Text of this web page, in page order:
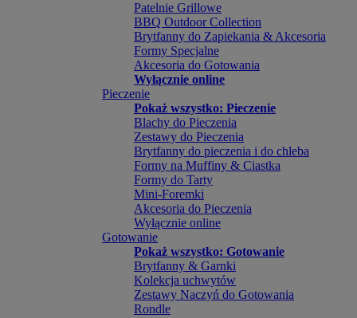
Patelnie Grillowe
BBQ Outdoor Collection
Brytfanny do Zapiekania & Akcesoria
Formy Specjalne
Akcesoria do Gotowania
Wyłącznie online
Pieczenie
Pokaż wszystko: Pieczenie
Blachy do Pieczenia
Zestawy do Pieczenia
Brytfanny do pieczenia i do chleba
Formy na Muffiny & Ciastka
Formy do Tarty
Mini-Foremki
Akcesoria do Pieczenia
Wyłącznie online
Gotowanie
Pokaż wszystko: Gotowanie
Brytfanny & Garnki
Kolekcja uchwytów
Zestawy Naczyń do Gotowania
Rondle